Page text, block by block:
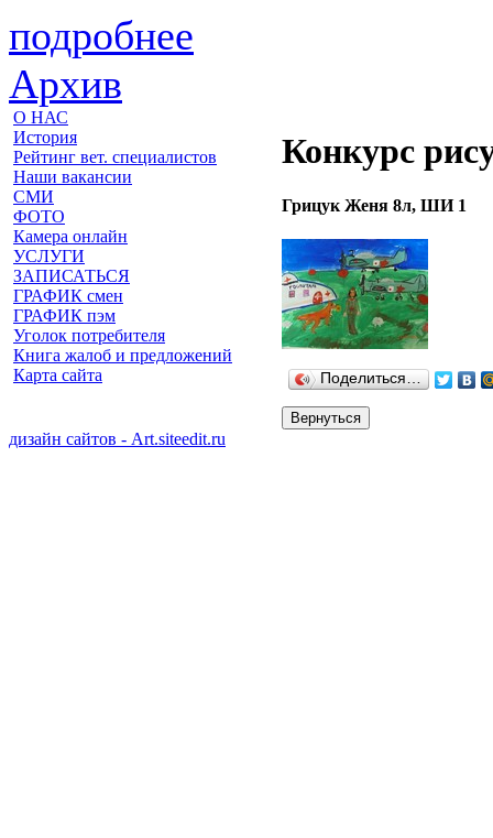
подробнее
Архив
О НАС
История
Рейтинг вет. специалистов
Наши вакансии
СМИ
ФОТО
Камера онлайн
УСЛУГИ
ЗАПИСАТЬСЯ
ГРАФИК смен
ГРАФИК пэм
Уголок потребителя
Книга жалоб и предложений
Карта сайта
Конкурс
Грицук Женя 8л, ШИ 1
Поделиться…
дизайн сайтов - Art.siteedit.ru